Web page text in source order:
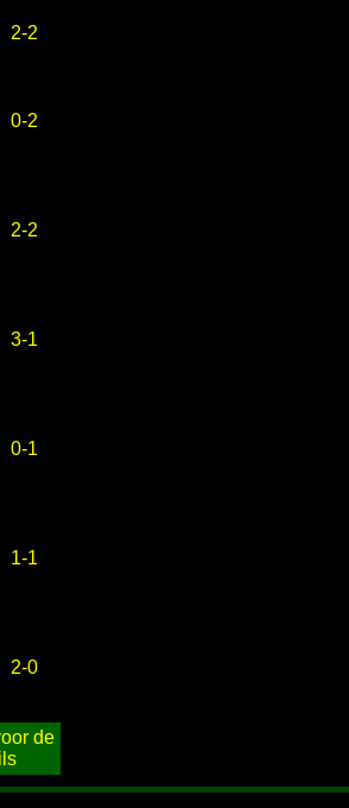
2-2
0-2
2-2
3-1
0-1
1-1
2-0
de